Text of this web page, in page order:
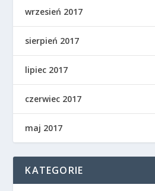
wrzesień 2017
sierpień 2017
lipiec 2017
czerwiec 2017
maj 2017
KATEGORIE